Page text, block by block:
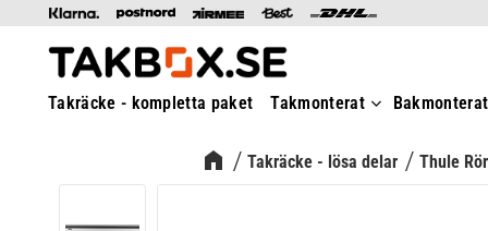
Takräcke - kompletta paket Takmonterat Bakmonterat
Takräcke - lösa delar Thule